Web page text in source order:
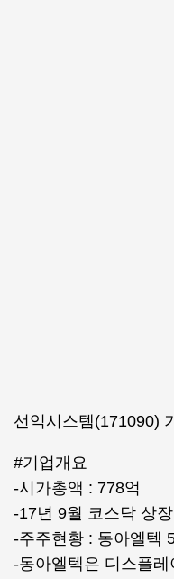
선익시스템(171090)
#기업개요
-시가총액 : 778억
-17년 9월 코스닥 상장
-주주현황 : 동아엘텍
-동아엘텍은 디스플